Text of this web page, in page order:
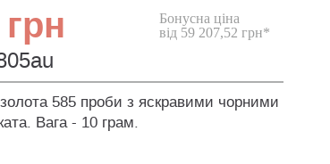
Бонусна ціна
від 59 207,52 грн*
585 проби з яскравими чорними
Вага - 10 грам.